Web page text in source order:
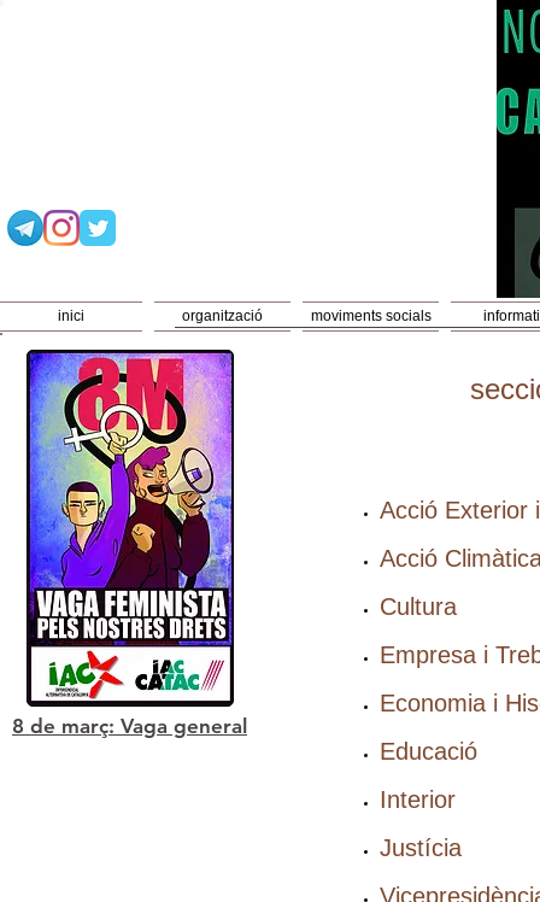
inici organització moviments socials
Acció Exterior
Acció
Cultura
Empresa i
Economia i
Educació
Interior
Justícia
8 de març: Vaga general